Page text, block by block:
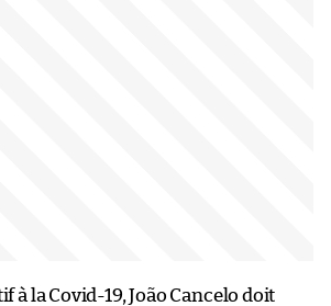
à la Covid-19, João Cancelo doit